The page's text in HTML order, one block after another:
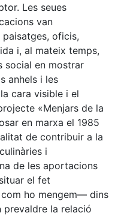
Les seues
van
oficis,
i, al mateix temps,
social en mostrar
anhels i les
cara visible i el
«Menjars de la
en marxa el 1985
de contribuir a la
i
de les aportacions
el fet
ho mengem— dins
prevaldre la relació